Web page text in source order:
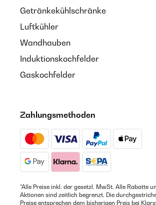
Getränkekühlschränke
Luftkühler
Wandhauben
Induktionskochfelder
Gaskochfelder
Zahlungsmethoden
*Alle Preise inkl. der gesetzl. MwSt. Alle Rabatte
Aktionen sind zeitlich begrenzt. Die
Preise entsprechen dem bisherigen Preis bei